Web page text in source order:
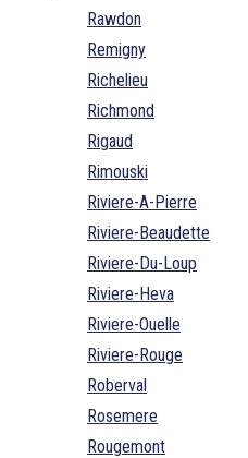
Rawdon
Remigny
Richelieu
Richmond
Rigaud
Rimouski
Riviere-A-Pierre
Riviere-Beaudette
Riviere-Du-Loup
Riviere-Heva
Riviere-Ouelle
Riviere-Rouge
Roberval
Rosemere
Rougemont